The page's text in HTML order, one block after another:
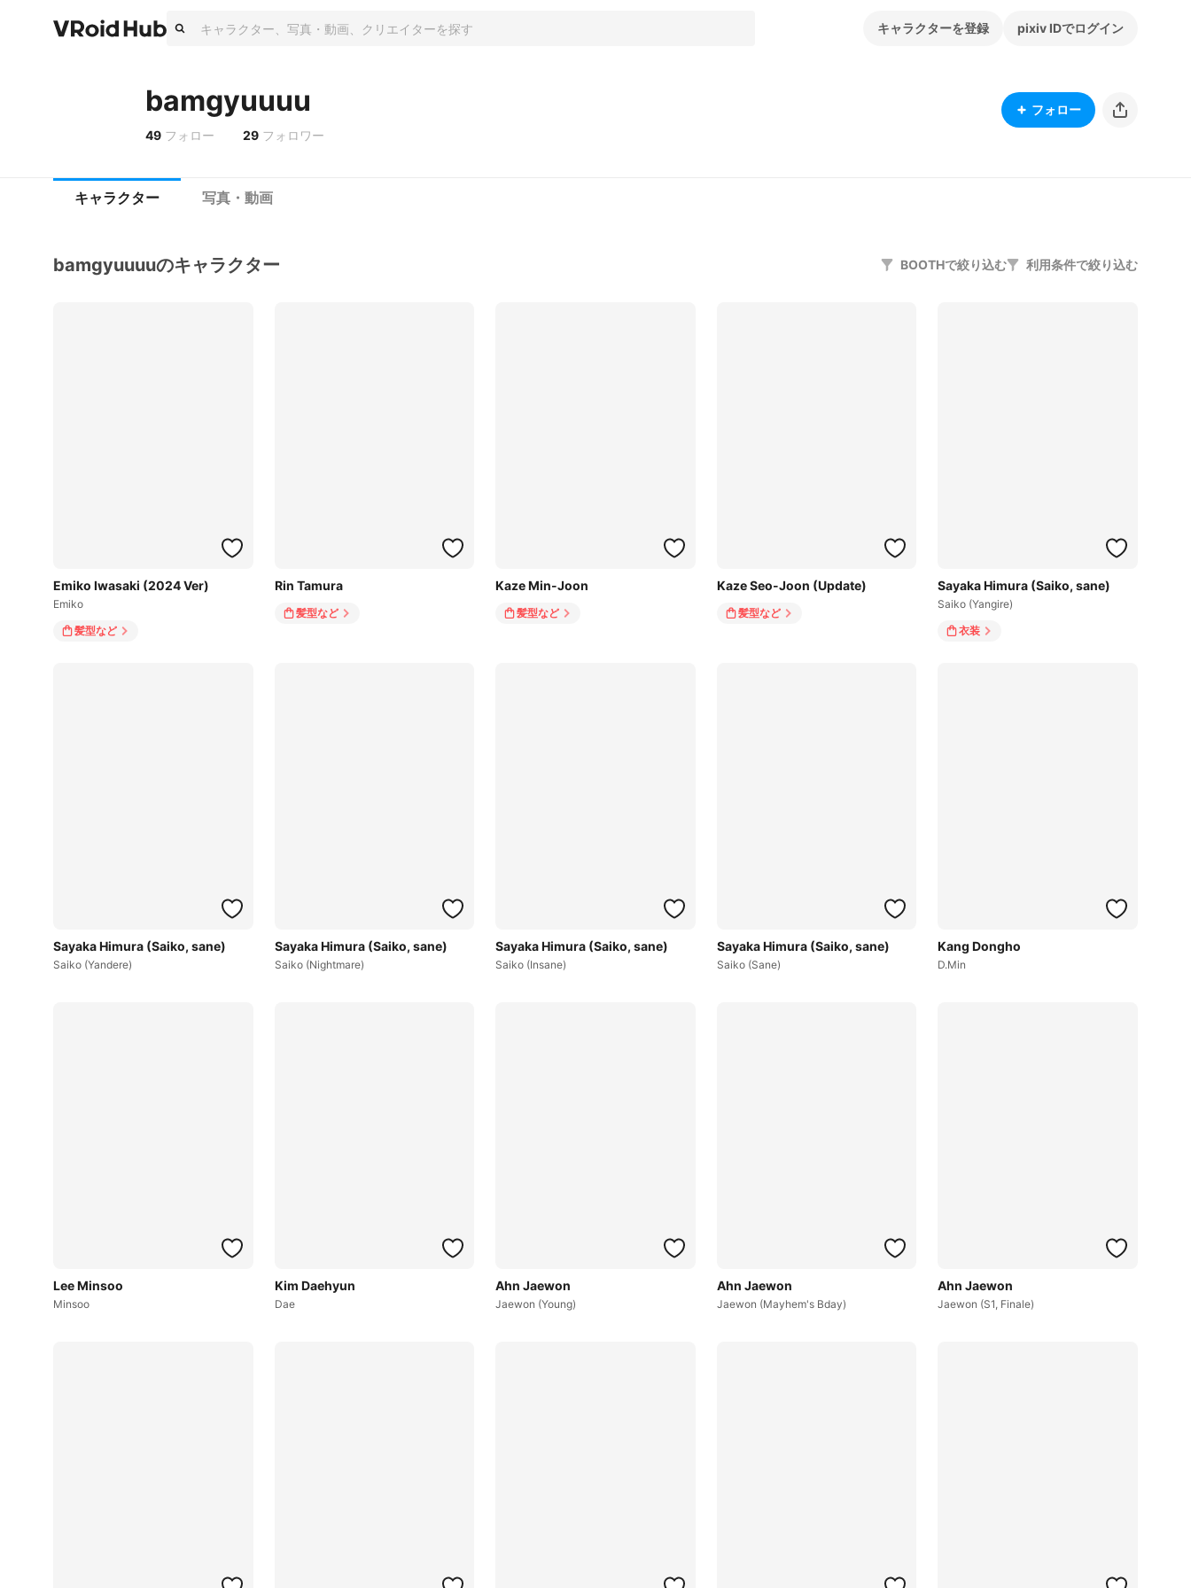
キャラクターを登録 pixiv IDでログイン
bamgyuuuu
49 フォロー 29 フォロワー
フォロー
キャラクター 写真・動画
bamgyuuuuのキャラクター BOOTHで絞り込む 利用条件で絞り込む
Emiko Iwasaki (2024 Ver)
Emiko
髪型など
Rin Tamura
髪型など
Kaze Min-Joon
髪型など
Kaze Seo-Joon (Update)
髪型など
Sayaka Himura (Saiko, sane)
Saiko (Yangire)
衣装
Sayaka Himura (Saiko, sane)
Saiko (Yandere)
Sayaka Himura (Saiko, sane)
Saiko (Nightmare)
Sayaka Himura (Saiko, sane)
Saiko (Insane)
Sayaka Himura (Saiko, sane)
Saiko (Sane)
Kang Dongho
D.Min
Lee Minsoo
Minsoo
Kim Daehyun
Dae
Ahn Jaewon
Jaewon (Young)
Ahn Jaewon
Jaewon (Mayhem's Bday)
Ahn Jaewon
Jaewon (S1, Finale)